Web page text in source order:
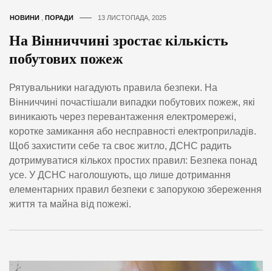
НОВИНИ ПОРАДИ 13 ЛИСТОПАДА, 2025
На Вінниччині зростає кількість
побутових пожеж
Рятувальники нагадують правила безпеки. На
Вінниччині почастішали випадки побутових пожеж, які
виникають через перевантаження електромережі,
коротке замикання або несправності електроприладів.
Щоб захистити себе та своє житло, ДСНС радить
дотримуватися кількох простих правил: Безпека понад
усе. У ДСНС наголошують, що лише дотримання
елементарних правил безпеки є запорукою збереження
життя та майна від пожежі.